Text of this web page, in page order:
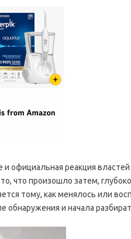
официальная реакция
что произошло затем,
тому, как менялось или
обнаружения и начала